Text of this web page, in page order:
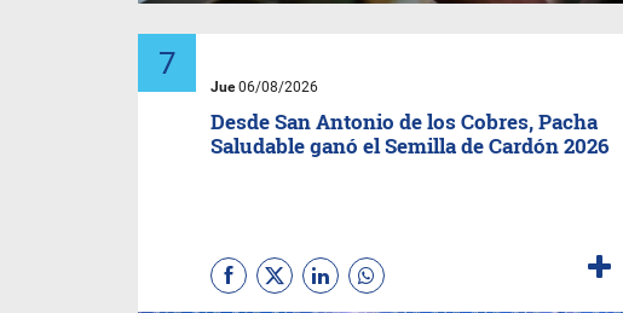
Jue06/08/2026
Desde San Antonio de los Cobres, Pacha
Saludable ganó el Semilla de Cardón 2026